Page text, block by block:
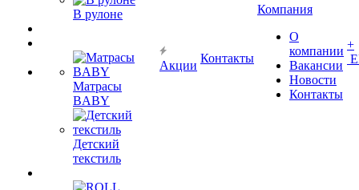
В рулоне
Матрасы
BABY
Детский
текстиль
Акции
Контакты
Компания
О
компании
Вакансии
Новости
Контакты
+